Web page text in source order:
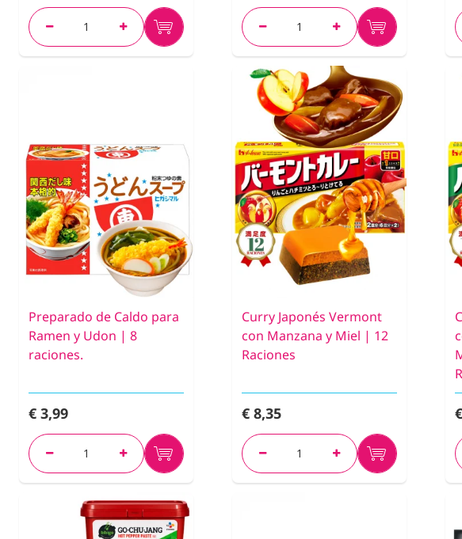
Preparado de Caldo para
Ramen y Udon | 8
raciones.
€ 3,99
Curry Japonés Vermont
con Manzana y Miel | 12
Raciones
€ 8,35